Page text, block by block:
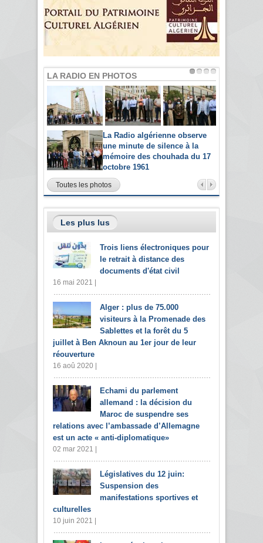
LA RADIO EN PHOTOS
La Radio algérienne observe
une minute de silence à la
mémoire des chouhada du 17
octobre 1961
Toutes les photos
Les plus lus
Trois liens électroniques pour
le retrait à distance des
documents d'état civil
16 mai 2021 |
Alger : plus de 75.000
visiteurs à la Promenade des
Sablettes et la forêt du 5
juillet à Ben Aknoun au 1er jour de leur
réouverture
16 aoû 2020 |
Echami du parlement
allemand : la décision du
Maroc de suspendre ses
relations avec l’ambassade d’Allemagne
est un acte « anti-diplomatique»
02 mar 2021 |
Législatives du 12 juin:
Suspension des
manifestations sportives et
culturelles
10 juin 2021 |